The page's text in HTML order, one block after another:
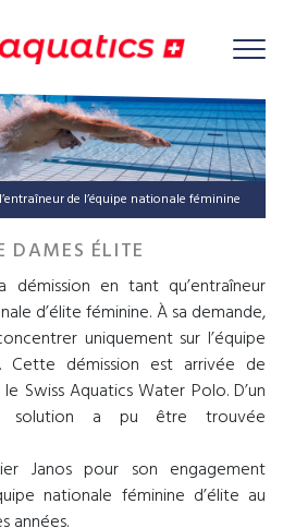
de l’é­qui­pe natio­na­le féminine
DAMES ÉLITE
démission en tant qu’entraîneur
d’élite féminine. À sa demande,
uniquement sur l’équipe
Cette démission est arrivée de
Swiss Aquatics Water Polo. D’un
solution a pu être trouvée
Janos pour son engagement
nationale féminine d’élite au